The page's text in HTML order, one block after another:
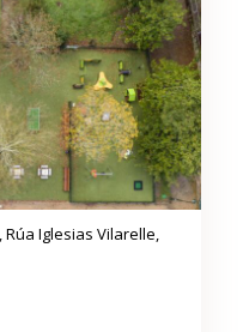
Iglesias Vilarelle,